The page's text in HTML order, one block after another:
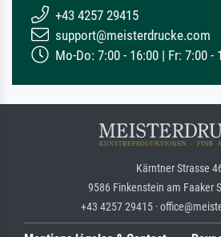
+43 4257 29415
support@meisterdrucke.com
Mo-Do: 7:00 - 16:00 | Fr: 7:00 -
Kärntner Strasse
9586 Finkenstein am Faaker
+43 4257 29415 ·